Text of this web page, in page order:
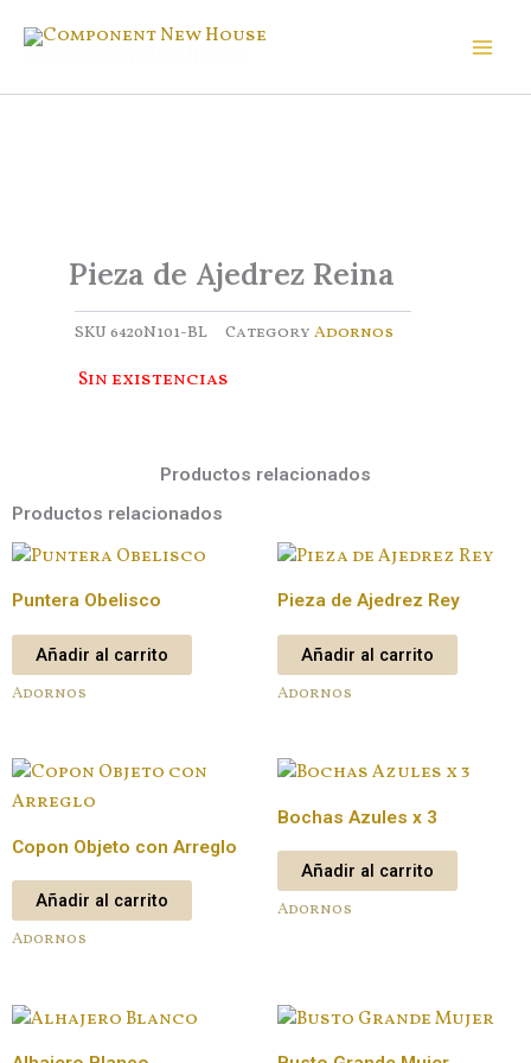
Pieza de Ajedrez Reina
SKU 6420N101-BL Category Adornos
Sin existencias
Productos relacionados
Productos relacionados
Puntera Obelisco
Añadir al carrito
Adornos
Pieza de Ajedrez Rey
Añadir al carrito
Adornos
Copon Objeto con Arreglo
Añadir al carrito
Adornos
Bochas Azules x 3
Añadir al carrito
Adornos